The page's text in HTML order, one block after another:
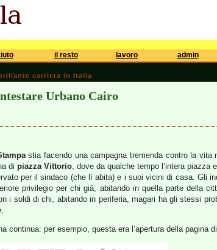
il resto lavoro admin
carriera in Italia
Urbano Cairo
stia facendo una campagna tremenda contro la
di piazza Vittorio, dove da qualche tempo l’intera
per il sindaco (che lì abita) e i suoi vicini di casa. Gli
privilegio per chi già, abitando in quella parte della
i soldi di chi, abitando in periferia, magari ha gli stessi
continua: per esempio, questa era l’apertura della pagina